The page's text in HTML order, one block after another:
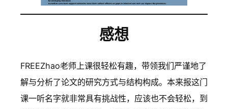
感想
FREEZhao老师上课很轻松有趣，带领我们严谨地了
解与分析了论文的研究方式与结构构成。本来报这门
课一听名字就非常具有挑战性，应该也不会轻松，到